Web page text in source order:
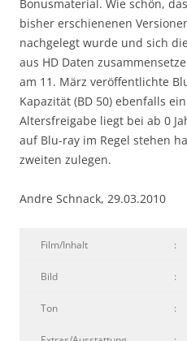
Bonusmaterial. Wie schön,
bisher erschienenen
nachgelegt wurde und sich
aus HD Daten
am 11. März veröffentlichte
Kapazität (BD 50) ebenfalls
Altersfreigabe liegt bei ab 0
auf Blu-ray im Regel stehen
zweiten zulegen.
Andre Schnack, 29.03.2010
Film/Inhalt :
Bild :
Ton :